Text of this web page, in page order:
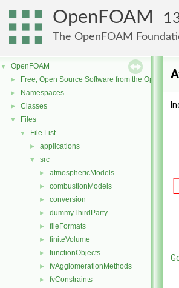
OpenFOAM
The OpenFOAM
▼ OpenFOAM
► Free, Open Source Software from the
► Namespaces
► Classes
▼ Files
▼ File List
► applications
▼ src
► atmosphericModels
► combustionModels
► conversion
► dummyThirdParty
► fileFormats
► finiteVolume
► functionObjects
► fvAgglomerationMethods
► fvConstraints